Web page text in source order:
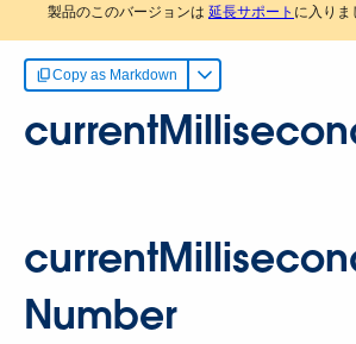
製品のこのバージョンは 延長サポート に入りま
Copy as Markdown
Number